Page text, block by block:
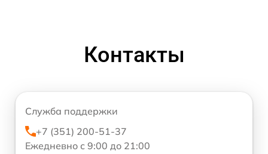
Контакты
Служба поддержки
+7 (351) 200-51-37
Ежедневно с 9:00 до 21:00